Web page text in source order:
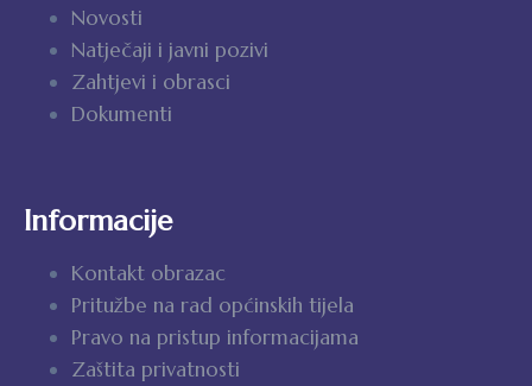
Novosti
Natječaji i javni pozivi
Zahtjevi i obrasci
Dokumenti
Informacije
Kontakt obrazac
Pritužbe na rad općinskih tijela
Pravo na pristup informacijama
Zaštita privatnosti